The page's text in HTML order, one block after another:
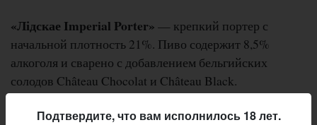
«Лідскае Imperial Porter» — крепкий портер с
начальной плотность 21%. Пиво содержит 8,5%
алкоголя и сварено с добавлением бельгийских
солодов Château Chocolat и Château Black.
Новая версия пива«Лідскае Ginger Beer» , впервые
Подтвердите, что вам исполнилось 18 лет.